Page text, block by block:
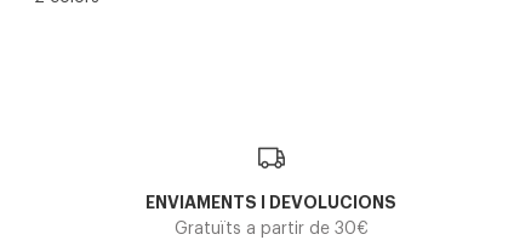
ENVIAMENTS I DEVOLUCIONS
Gratuïts a partir de 30€